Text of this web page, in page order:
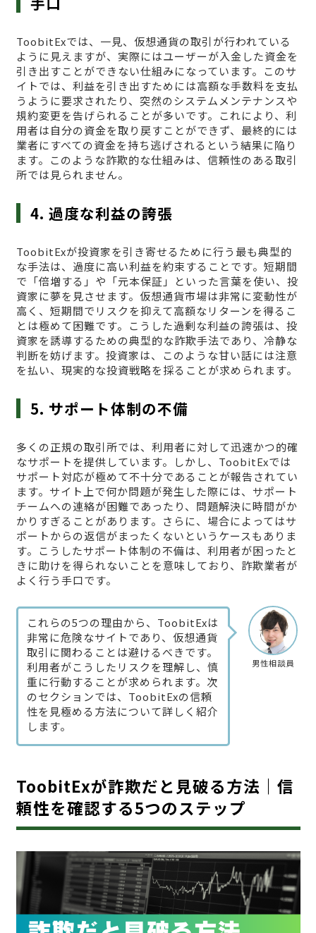
ToobitExでは、一見、仮想通貨の取引が行われている
ように見えますが、実際にはユーザーが入金した資金を
引き出すことができない仕組みになっています。このサ
イトでは、利益を引き出すためには高額な手数料を支払
うように要求されたり、突然のシステムメンテナンスや
規約変更を告げられることが多いです。これにより、利
用者は自分の資金を取り戻すことができず、最終的には
業者にすべての資金を持ち逃げされるという結果に陥り
ます。このような詐欺的な仕組みは、信頼性のある取引
所では見られません。
4. 過度な利益の誇張
ToobitExが投資家を引き寄せるために行う最も典型的
な手法は、過度に高い利益を約束することです。短期間
で「倍増する」や「元本保証」といった言葉を使い、投
資家に夢を見させます。仮想通貨市場は非常に変動性が
高く、短期間でリスクを抑えて高額なリターンを得るこ
とは極めて困難です。こうした過剰な利益の誇張は、投
資家を誘導するための典型的な詐欺手法であり、冷静な
判断を妨げます。投資家は、このような甘い話には注意
を払い、現実的な投資戦略を採ることが求められます。
5. サポート体制の不備
多くの正規の取引所では、利用者に対して迅速かつ的確
なサポートを提供しています。しかし、ToobitExでは
サポート対応が極めて不十分であることが報告されてい
ます。サイト上で何か問題が発生した際には、サポート
チームへの連絡が困難であったり、問題解決に時間がか
かりすぎることがあります。さらに、場合によってはサ
ポートからの返信がまったくないというケースもありま
す。こうしたサポート体制の不備は、利用者が困ったと
きに助けを得られないことを意味しており、詐欺業者が
よく行う手口です。
男性相談員
これらの5つの理由から、ToobitExは
非常に危険なサイトであり、仮想通貨
取引に関わることは避けるべきです。
利用者がこうしたリスクを理解し、慎
重に行動することが求められます。次
のセクションでは、ToobitExの信頼
性を見極める方法について詳しく紹介
します。
ToobitExが詐欺だと見破る方法｜信
頼性を確認する5つのステップ